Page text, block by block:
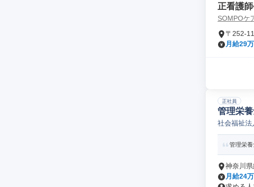
正看護
SOMPOケ
〒252-
月給29
正社員
管理栄
社会福祉法
管理栄
神奈川
月給24